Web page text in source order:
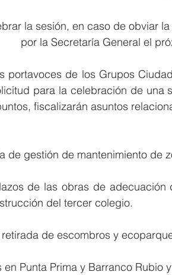
la sesión, en caso de obviar
por la Secretaría General el
portavoces de los Grupos
para la celebración de una
fiscalizarán asuntos
de gestión de mantenimiento de
de las obras de
del tercer colegio.
de escombros y
en Punta Prima y Barranco Rubio